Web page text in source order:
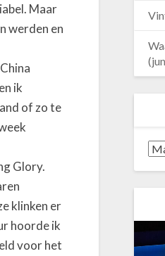
Maar
werden en
ik
of zo te
Glory.
klinken er
hoorde ik
voor het